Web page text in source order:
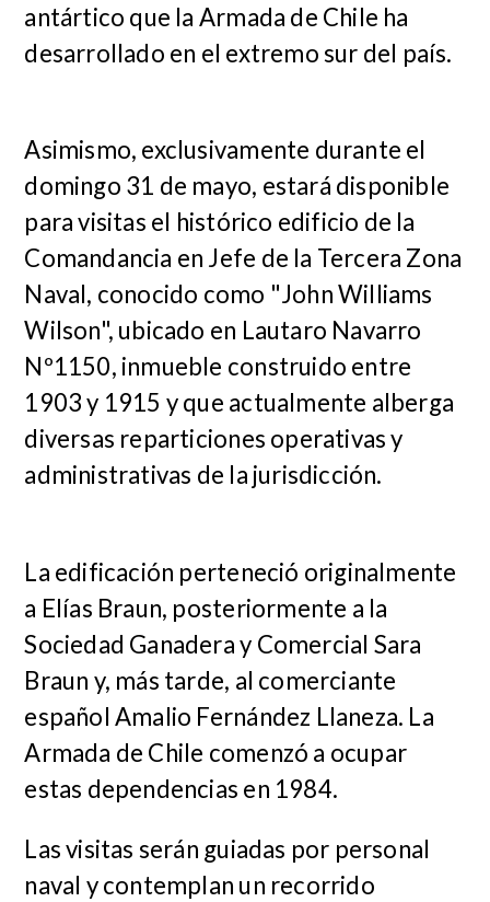
antártico que la Armada de Chile ha
desarrollado en el extremo sur del país.
Asimismo, exclusivamente durante el
domingo 31 de mayo, estará disponible
para visitas el histórico edificio de la
Comandancia en Jefe de la Tercera Zona
Naval, conocido como "John Williams
Wilson", ubicado en Lautaro Navarro
Nº1150, inmueble construido entre
1903 y 1915 y que actualmente alberga
diversas reparticiones operativas y
administrativas de la jurisdicción.
La edificación perteneció originalmente
a Elías Braun, posteriormente a la
Sociedad Ganadera y Comercial Sara
Braun y, más tarde, al comerciante
español Amalio Fernández Llaneza. La
Armada de Chile comenzó a ocupar
estas dependencias en 1984.
Las visitas serán guiadas por personal
naval y contemplan un recorrido